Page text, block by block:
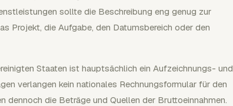
sollte die Beschreibung eng genug zur
Projekt, die Aufgabe, den Datumsbereich oder den
Staaten ist hauptsächlich ein Aufzeichnungs- und
verlangen kein nationales Rechnungsformular für den
dennoch die Beträge und Quellen der Bruttoeinnahmen.